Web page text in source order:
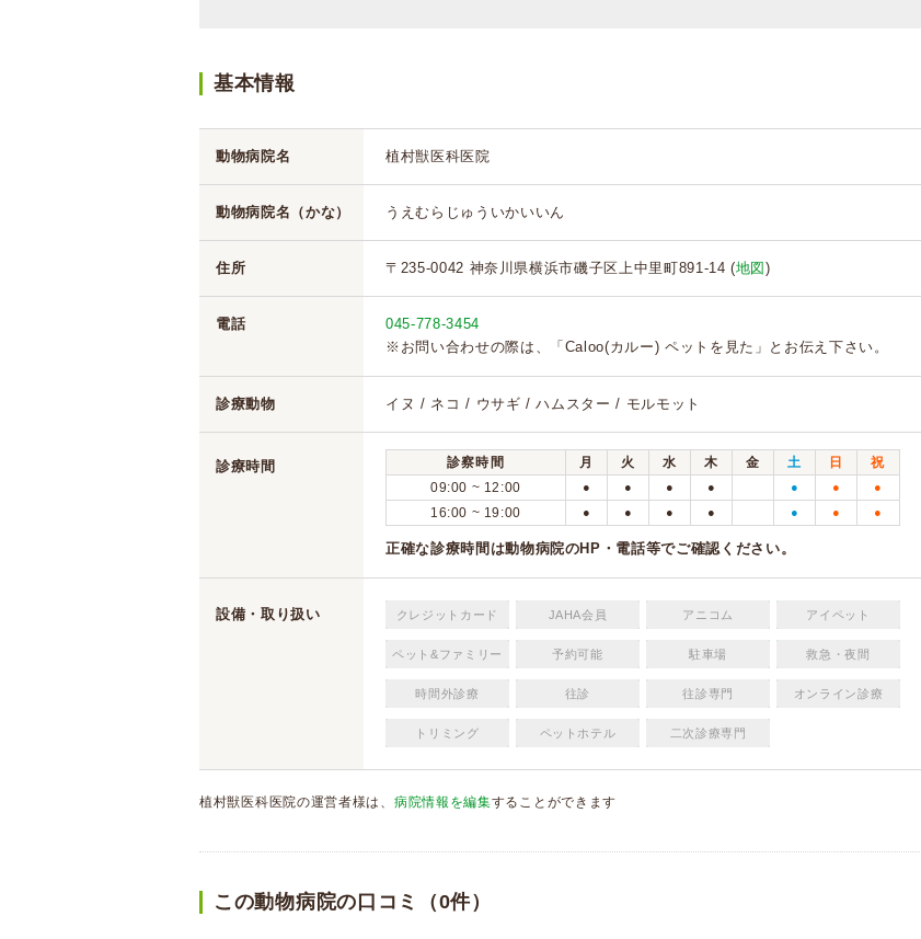
基本情報
動物病院名 植村獣医科医院
動物病院名（かな） うえむらじゅういかいいん
住所 〒235-0042 神奈川県横浜市磯子区上中里町891-14 (地図)
電話
045-778-3454
※お問い合わせの際は、「Caloo(カルー) ペットを見た」とお伝え下さい。
診療動物 イヌ / ネコ / ウサギ / ハムスター / モルモット
診療時間 診察時間 月 火 水 木 金 土 日
祝
09:00 ~ 12:00
● ● ● ● ● ● ●
16:00 ~ 19:00 ● ● ● ● ● ● ●
正確な診療時間は動物病院のHP・電話等でご確認ください。
設備・取り扱い クレジットカード JAHA会員 アニコム アイペット
ペット&ファミリー 予約可能 駐車場 救急・夜間
時間外診療 往診 往診専門 オンライン診療
トリミング ペットホテル 二次診療専門
植村獣医科医院の運営者様は、 病院情報を編集することができます
この動物病院の口コミ（0件）